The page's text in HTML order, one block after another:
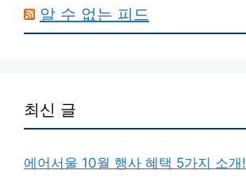
알 수 없는 피드
최신 글
에어서울 10월 행사 혜택 5가지 소개!